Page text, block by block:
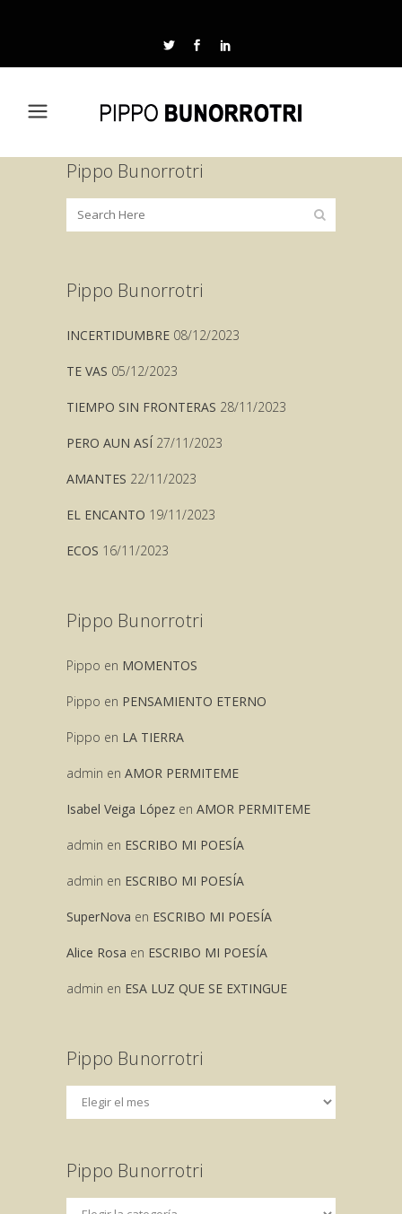
Pippo Bunorrotri
Pippo Bunorrotri
INCERTIDUMBRE 08/12/2023
TE VAS 05/12/2023
TIEMPO SIN FRONTERAS 28/11/2023
PERO AUN ASÍ 27/11/2023
AMANTES 22/11/2023
EL ENCANTO 19/11/2023
ECOS 16/11/2023
Pippo Bunorrotri
Pippo en MOMENTOS
Pippo en PENSAMIENTO ETERNO
Pippo en LA TIERRA
admin en AMOR PERMITEME
Isabel Veiga López en AMOR PERMITEME
admin en ESCRIBO MI POESÍA
admin en ESCRIBO MI POESÍA
SuperNova en ESCRIBO MI POESÍA
Alice Rosa en ESCRIBO MI POESÍA
admin en ESA LUZ QUE SE EXTINGUE
Pippo Bunorrotri
Pippo Bunorrotri